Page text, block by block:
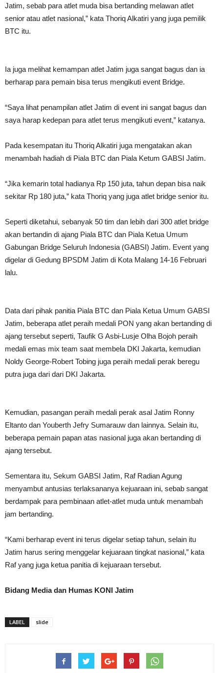
Jatim, sebab para atlet muda bisa bertanding melawan atlet
senior atau atlet nasional,” kata Thoriq Alkatiri yang juga pemilik
BTC itu.
Ia juga melihat kemampan atlet Jatim juga sangat bagus dan ia
berharap para pemain bisa terus mengikuti event Bridge.
“Saya lihat penampilan atlet Jatim di event ini sangat bagus dan
saya harap kedepan para atlet terus mengikuti event,” katanya.
Pada kesempatan itu Thoriq Alkatiri juga mengatakan akan
menambah hadiah di Piala BTC dan Piala Ketum GABSI Jatim.
“Jika kemarin total hadianya Rp 150 juta, tahun depan bisa naik
sekitar Rp 180 juta,” kata Thoriq yang juga atlet bridge senior itu.
Seperti diketahui, sebanyak 50 tim dan lebih dari 300 atlet bridge
akan bertandin di ajang Piala BTC dan Piala Ketua Umum
Gabungan Bridge Seluruh Indonesia (GABSI) Jatim. Event yang
digelar di Gedung BPSDM Jatim di Kota Malang 14-16 Februari
lalu.
Data dari pihak panitia Piala BTC dan Piala Ketua Umum GABSI
Jatim, beberapa atlet peraih medali PON yang akan bertanding di
ajang tersebut seperti, Taufik G Asbi-Lusje Olha Bojoh peraih
medali emas mix team saat membela DKI Jakarta, kemudian
Noldy George-Robert Tobing juga peraih medali perak beregu
putra juga dari dari DKI Jakarta.
Kemudian, pasangan peraih medali perak asal Jatim Ronny
Eltanto dan Youberth Jefry Sumarauw dan lainnya. Selain itu,
beberapa pemain papan atas nasional juga akan bertanding di
ajang tersebut.
Sementara itu, Sekum GABSI Jatim, Raf Radian Agung
menyambut antusias terlaksananya kejuaraan ini, sebab sangat
berdampak para pembinaan atlet-atlet muda untuk menambah
jam bertanding.
“Kami berharap event ini terus digelar setiap tahun, selain itu
Jatim harus sering menggelar kejuaraan tingkat nasional,” kata
Raf yang juga ketua panitia di kejuaraan tersebut.
Bidang Media dan Humas KONI Jatim
LABEL slide